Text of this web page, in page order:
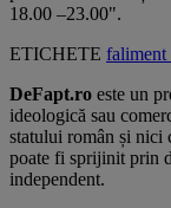
18.00 –23.00".
ETICHETE faliment
DeFapt.ro este un
ideologică sau
statului român și nici
poate fi sprijinit prin
independent.